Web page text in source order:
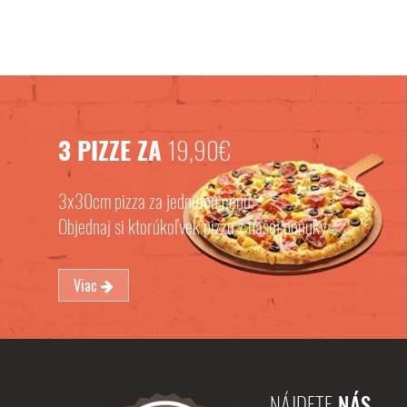
3 PIZZE ZA 19,90€
3x30cm pizza za jednotnú cenu.
Objednaj si ktorúkoľvek pizzu z našej ponuky
Viac